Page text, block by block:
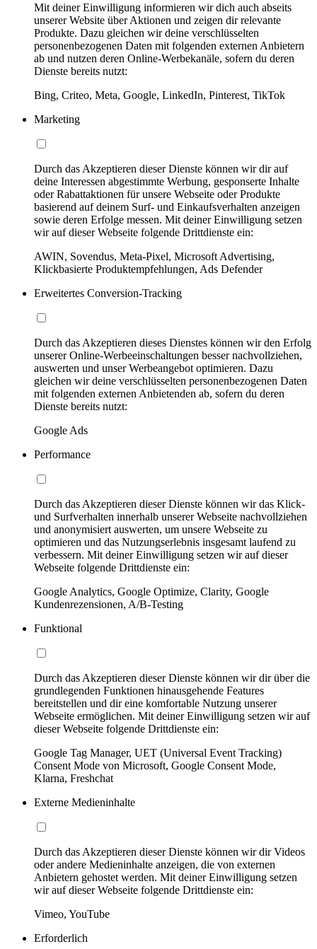
Mit deiner Einwilligung informieren wir dich auch abseits
unserer Website über Aktionen und zeigen dir relevante
Produkte. Dazu gleichen wir deine verschlüsselten
personenbezogenen Daten mit folgenden externen Anbietern
ab und nutzen deren Online-Werbekanäle, sofern du deren
Dienste bereits nutzt:
Bing, Criteo, Meta, Google, LinkedIn, Pinterest, TikTok
Marketing
Durch das Akzeptieren dieser Dienste können wir dir auf
deine Interessen abgestimmte Werbung, gesponserte Inhalte
oder Rabattaktionen für unsere Webseite oder Produkte
basierend auf deinem Surf- und Einkaufsverhalten anzeigen
sowie deren Erfolge messen. Mit deiner Einwilligung setzen
wir auf dieser Webseite folgende Drittdienste ein:
AWIN, Sovendus, Meta-Pixel, Microsoft Advertising,
Klickbasierte Produktempfehlungen, Ads Defender
Erweitertes Conversion-Tracking
Durch das Akzeptieren dieses Dienstes können wir den Erfolg
unserer Online-Werbeeinschaltungen besser nachvollziehen,
auswerten und unser Werbeangebot optimieren. Dazu
gleichen wir deine verschlüsselten personenbezogenen Daten
mit folgenden externen Anbietenden ab, sofern du deren
Dienste bereits nutzt:
Google Ads
Performance
Durch das Akzeptieren dieser Dienste können wir das Klick-
und Surfverhalten innerhalb unserer Webseite nachvollziehen
und anonymisiert auswerten, um unsere Webseite zu
optimieren und das Nutzungserlebnis insgesamt laufend zu
verbessern. Mit deiner Einwilligung setzen wir auf dieser
Webseite folgende Drittdienste ein:
Google Analytics, Google Optimize, Clarity, Google
Kundenrezensionen, A/B-Testing
Funktional
Durch das Akzeptieren dieser Dienste können wir dir über die
grundlegenden Funktionen hinausgehende Features
bereitstellen und dir eine komfortable Nutzung unserer
Webseite ermöglichen. Mit deiner Einwilligung setzen wir auf
dieser Webseite folgende Drittdienste ein:
Google Tag Manager, UET (Universal Event Tracking)
Consent Mode von Microsoft, Google Consent Mode,
Klarna, Freshchat
Externe Medieninhalte
Durch das Akzeptieren dieser Dienste können wir dir Videos
oder andere Medieninhalte anzeigen, die von externen
Anbietern gehostet werden. Mit deiner Einwilligung setzen
wir auf dieser Webseite folgende Drittdienste ein:
Vimeo, YouTube
Erforderlich